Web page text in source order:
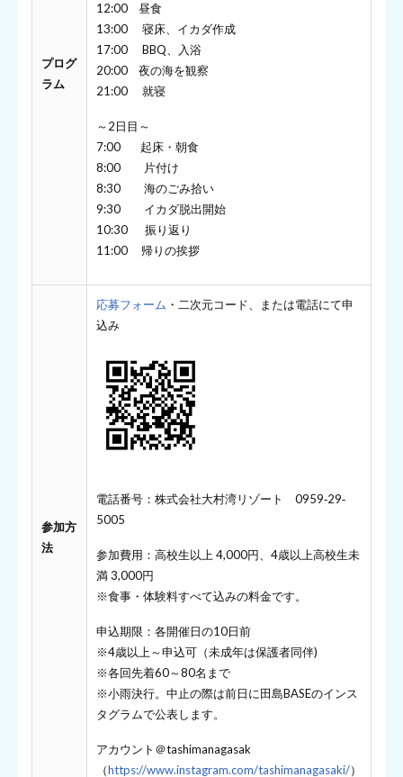
プログ
ラム
12:00 昼食
13:00 寝床、イカダ作成
17:00 BBQ、入浴
20:00 夜の海を観察
21:00 就寝
～2日目～
7:00 起床・朝食
8:00 片付け
8:30 海のごみ拾い
9:30 イカダ脱出開始
10:30 振り返り
11:00 帰りの挨拶
参加方
法
応募フォーム ・二次元コード、または電話にて申
込み
電話番号：株式会社大村湾リゾート 0959‐29‐
5005
参加費用：高校生以上 4,000円、4歳以上高校生未
満 3,000円
※食事・体験料すべて込みの料金です。
申込期限：各開催日の10日前
※4歳以上～申込可（未成年は保護者同伴)
※各回先着60～80名まで
※小雨決行。中止の際は前日に田島BASEのインス
タグラムで公表します。
アカウント＠tashimanagasak
（https://www.instagram.com/tashimanagasaki/）